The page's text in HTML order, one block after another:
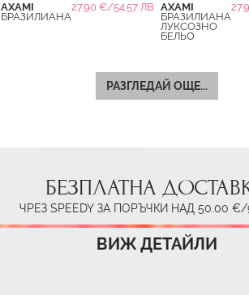
AXAMI
27.90 €/54.57 ЛВ.
БРАЗИЛИАНА
AXAMI
БРАЗИЛИАНА
ЛУКСОЗНО
БЕЛЬО
РАЗГЛЕДАЙ ОЩЕ...
БЕЗПЛАТНА
ЧРЕЗ SPEEDY ЗА ПОРЪЧКИ НАД 50.00 €/
ВИЖ ДЕТАЙЛИ